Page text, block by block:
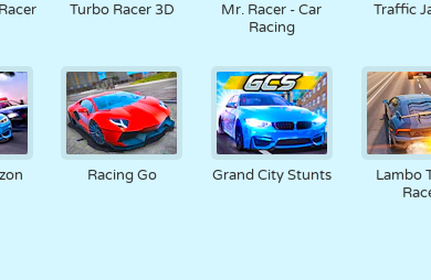
Turbo Racer 3D
Mr. Racer - Car
Racing
Traffic
Racing Go Grand City Stunts
Lambo